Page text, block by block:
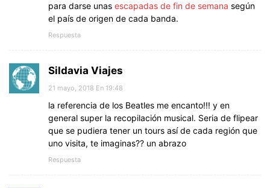
para darse unas escapadas de fin de semana según
el país de origen de cada banda.
Respuesta
Sildavia Viajes
21 mayo, 2018 En 19:48
la referencia de los Beatles me encanto!!! y en
general super la recopilación musical. Seria de flipear
que se pudiera tener un tours así de cada región que
uno visita, te imaginas?? un abrazo
Respuesta